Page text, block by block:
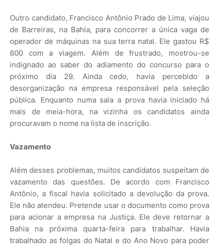
Outro candidato, Francisco Antônio Prado de Lima, viajou
de Barreiras, na Bahia, para concorrer a única vaga de
operador de máquinas na sua terra natal. Ele gastou R$
600 com a viagem. Além de frustrado, mostrou-se
indignado ao saber do adiamento do concurso para o
próximo dia 29. Ainda cedo, havia percebido a
desorganização na empresa responsável pela seleção
pública. Enquanto numa sala a prova havia iniciado há
mais de meia-hora, na vizinha os candidatos ainda
procuravam o nome na lista de inscrição.
Vazamento
Além desses problemas, muitos candidatos suspeitam de
vazamento das questões. De acordo com Francisco
Antônio, a fiscal havia solicitado a devolução da prova.
Ele não atendeu. Pretende usar o documento como prova
para acionar a empresa na Justiça. Ele deve retornar a
Bahia na próxima quarta-feira para trabalhar. Havia
trabalhado as folgas do Natal e do Ano Novo para poder